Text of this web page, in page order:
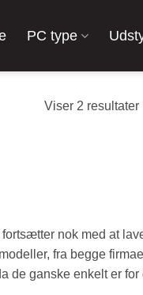
PC type
Viser 2 resultater
nok med at
fra begge
de ganske enkelt er for